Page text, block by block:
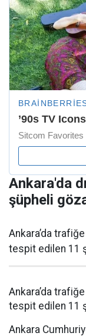
Ankara'da
şüpheli
Ankara’da
tespit edilen 11
Ankara’da
tespit edilen 11
Ankara